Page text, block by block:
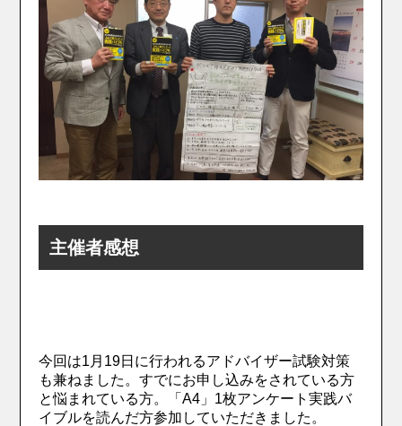
主催者感想
今回は1月19日に行われるアドバイザー試験対策
も兼ねました。すでにお申し込みをされている方
と悩まれている方。「A4」1枚アンケート実践バ
イブルを読んだ方参加していただきました。